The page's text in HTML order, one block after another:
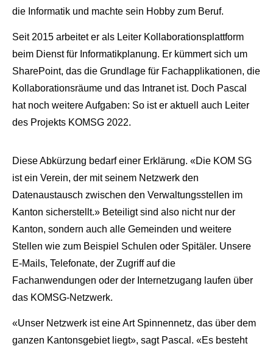
die Informatik und machte sein Hobby zum Beruf.
Seit 2015 arbeitet er als Leiter Kollaborationsplattform
beim Dienst für Informatikplanung. Er kümmert sich um
SharePoint, das die Grundlage für Fachapplikationen, die
Kollaborationsräume und das Intranet ist. Doch Pascal
hat noch weitere Aufgaben: So ist er aktuell auch Leiter
des Projekts KOMSG 2022.
Diese Abkürzung bedarf einer Erklärung. «Die KOM SG
ist ein Verein, der mit seinem Netzwerk den
Datenaustausch zwischen den Verwaltungsstellen im
Kanton sicherstellt.» Beteiligt sind also nicht nur der
Kanton, sondern auch alle Gemeinden und weitere
Stellen wie zum Beispiel Schulen oder Spitäler. Unsere
E-Mails, Telefonate, der Zugriff auf die
Fachanwendungen oder der Internetzugang laufen über
das KOMSG-Netzwerk.
«Unser Netzwerk ist eine Art Spinnennetz, das über dem
ganzen Kantonsgebiet liegt», sagt Pascal. «Es besteht